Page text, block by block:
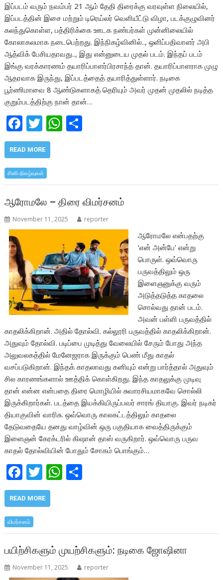
இப்படம் வரும் நவம்பர் 21 ஆம் தேதி திரைக்கு வரவுள்ள நிலையில்,
இப்படத்தின் இசை மற்றும் டிரெய்லர் வெளியீட்டு விழா, படக்குழுவினர்
கலந்துகொள்ள, பத்திரிக்கை ஊடக நண்பர்கள் முன்னிலையில்
கோலாகலமாக நடைபெற்றது. இந்நிகழ்வினில்.., ஒளிப்பதிவாளர் அபி
ஆத்விக் பேசியதாவது.., இது என்னுடைய முதல் படம். இந்தப் படம்
இங்கு வரக்காரணம் தயாரிப்பாளர்பிரசாந்த் தான். தயாரிப்பாளராக முழு
ஆதரவாக இருந்து, இப்படத்தைத் தயாரித்துள்ளார். நடிகை
பூர்ணிமாவை 8 ஆண்டுகளாகத் தெரியும் அவர் முதன் முதலில் நடித்த
குறும்படத்திற்கு நான் தான்…
F
ac
e
b
o
o
k
T
w
itt
er
W
A
p
p
READ MORE
சினி-நிகழ்வுகள்
ஆரோமலே – திரை விமர்சனம்
November 11, 2025 reporter
ஆரோமலே என்பதற்கு
‘என் அன்பே’ என்று
பொருள். ஒவ்வொரு
பருவத்திலும் ஒரு
இளைஞனுக்கு வரும்
அடுத்தடுத்த காதலை
சொல்வது தான் படம்.
அவன் பள்ளி பருவத்தில்
காதலிக்கிறான். அதில் தோல்வி. கல்லூரி பருவத்தில் காதலிக்கிறான்.
அதுவும் தோல்வி. படிப்பை முடித்து வேலையில் சேரும் போது அந்த
அலுவலகத்தில் மேனேஜராக இருக்கும் பெண் மீது காதல்
வசப்படுகிறான். இந்தக் காதலாவது கனியும் என்று பார்த்தால் அதுவும்
சில காரணங்களால் ஊத்திக் கொள்கிறது. இந்த காதலுக்கு முடிவு
தான் என்ன என்பதை திரை மொழியில் சுவாரசியமாகவே சொல்லி
இருக்கிறார்கள். படத்தை இயக்கியிருப்பவர் சாரங் தியாகு. இவர் நடிகர்
தியாகுவின் வாரிசு. ஒவ்வொரு காலகட்டத்திலும் காதலை
தேடுவதையே தனது வாழ்வின் ஒரு பகுதியாக வைத்திருக்கும்
இளைஞன் கேரக்டரில் கிஷான் தாஸ் வருகிறார். ஒவ்வொரு பருவ
காதல் தோல்வியின் போதும் சோகம் பொங்கும்…
F
ac
e
b
o
o
k
T
w
itt
W
h
A
p
p
READ MORE
விமர்சனம்
பயிற்சிகளும் முயற்சிகளும்: நடிகை ஜோஷினா
November 11, 2025 reporter